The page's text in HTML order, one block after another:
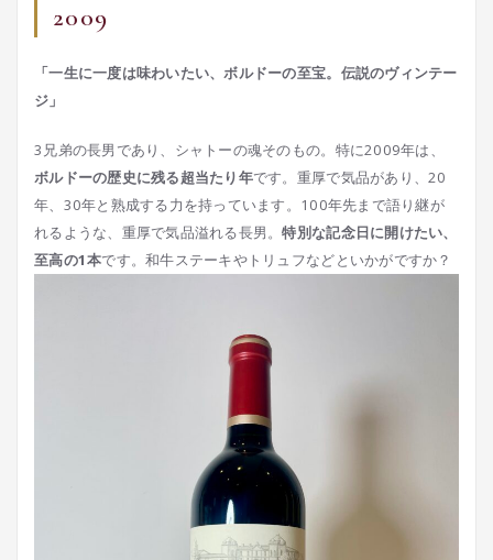
2009
「一生に一度は味わいたい、ボルドーの至宝。伝説のヴィンテー
ジ」
3兄弟の長男であり、シャトーの魂そのもの。特に2009年は、
ボルドーの歴史に残る超当たり年です。重厚で気品があり、20
年、30年と熟成する力を持っています。100年先まで語り継が
れるような、重厚で気品溢れる長男。特別な記念日に開けたい、
至高の1本です。和牛ステーキやトリュフなどといかがですか？